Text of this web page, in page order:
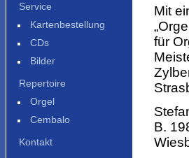
Mit
für
B.
Service
Kartenbestellung
CDs
Bilder
Repertoire
Orgel
Cembalo
Kontakt